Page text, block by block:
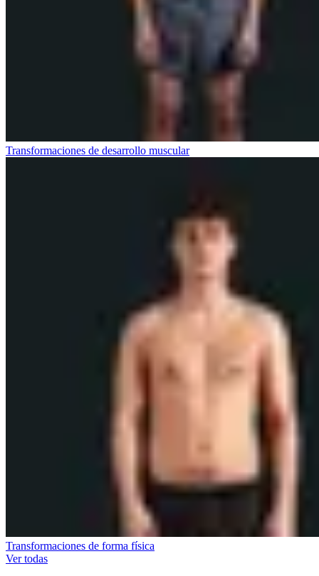
Transformaciones de desarrollo muscular
Transformaciones de forma física
Ver todas